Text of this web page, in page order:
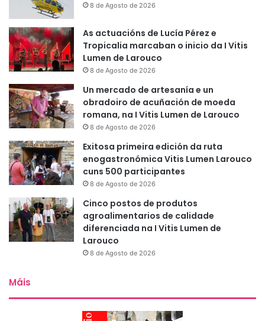
8 de Agosto de 2026
As actuacións de Lucía Pérez e
Tropicalia marcaban o inicio da I Vitis
Lumen de Larouco
8 de Agosto de 2026
Un mercado de artesanía e un
obradoiro de acuñación de moeda
romana, na I Vitis Lumen de Larouco
8 de Agosto de 2026
Exitosa primeira edición da ruta
enogastronómica Vitis Lumen Larouco
cuns 500 participantes
8 de Agosto de 2026
Cinco postos de produtos
agroalimentarios de calidade
diferenciada na I Vitis Lumen de
Larouco
8 de Agosto de 2026
Máis